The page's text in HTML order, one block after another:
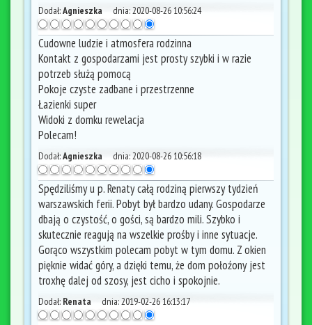
Dodał:Agnieszka dnia:2020-08-26 10:56:24
Cudowne ludzie i atmosfera rodzinna
Kontakt z gospodarzami jest prosty szybki i w razie
potrzeb służą pomocą
Pokoje czyste zadbane i przestrzenne
Łazienki super
Widoki z domku rewelacja
Polecam!
Dodał:Agnieszka dnia:2020-08-26 10:56:18
Spędziliśmy u p. Renaty całą rodziną pierwszy tydzień
warszawskich ferii. Pobyt był bardzo udany. Gospodarze
dbają o czystość, o gości, są bardzo mili. Szybko i
skutecznie reagują na wszelkie prośby i inne sytuacje.
Gorąco wszystkim polecam pobyt w tym domu. Z okien
pięknie widać góry, a dzięki temu, że dom połoźony jest
troxhę dalej od szosy, jest cicho i spokojnie.
Dodał: Renata dnia:2019-02-26 16:13:17